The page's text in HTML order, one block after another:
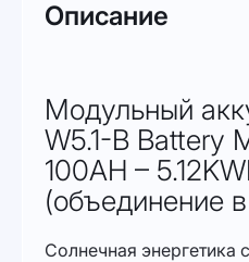
Описание
Модульный
W5.1-B Battery
100AH –
(объединение
Солнечная энергетика